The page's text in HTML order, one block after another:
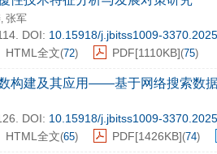
, 张军
DOI: 10.15918/j.jbitss1009-
HTML全文(72) PDF[1110KB](75)
构建及其应用——基于网络搜索数
DOI: 10.15918/j.jbitss1009-
HTML全文(65) PDF[1426KB](74)